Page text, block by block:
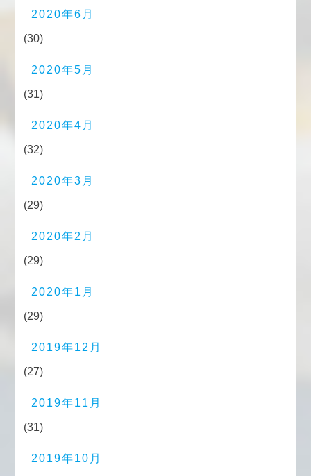
2020年6月
(30)
2020年5月
(31)
2020年4月
(32)
2020年3月
(29)
2020年2月
(29)
2020年1月
(29)
2019年12月
(27)
2019年11月
(31)
2019年10月